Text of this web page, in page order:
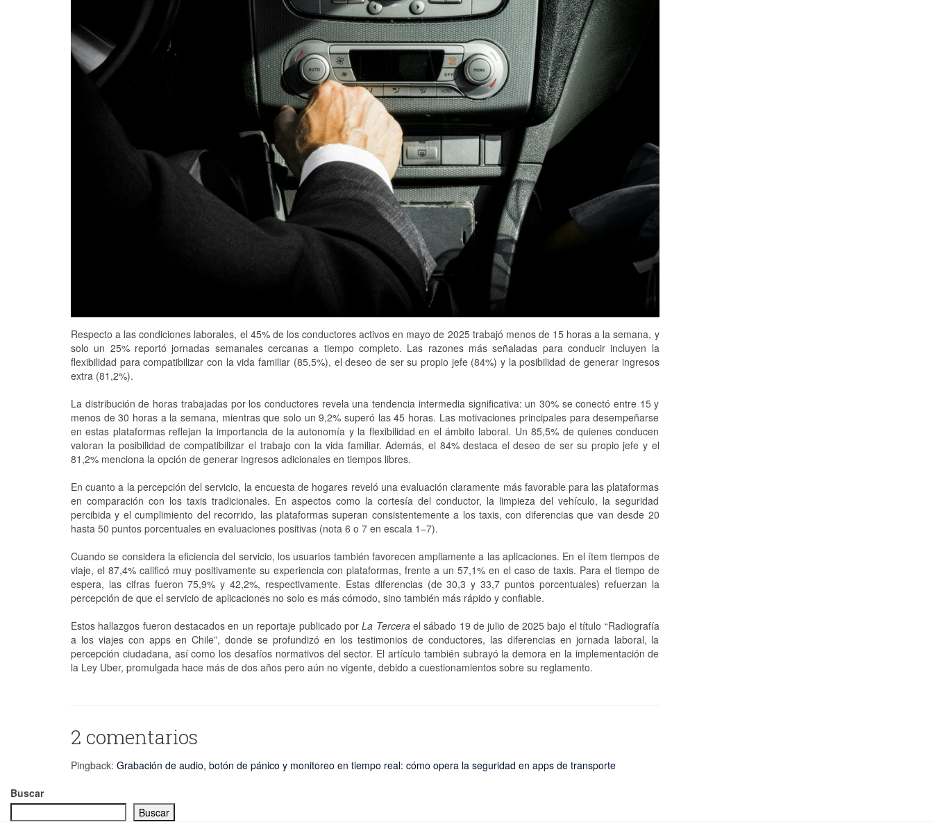
Respecto a las condiciones laborales, el 45% de los conductores activos en mayo de 2025 trabajó menos de 15 horas a la semana, y
solo un 25% reportó jornadas semanales cercanas a tiempo completo. Las razones más señaladas para conducir incluyen la
flexibilidad para compatibilizar con la vida familiar (85,5%), el deseo de ser su propio jefe (84%) y la posibilidad de generar ingresos
extra (81,2%).
La distribución de horas trabajadas por los conductores revela una tendencia intermedia significativa: un 30% se conectó entre 15 y
menos de 30 horas a la semana, mientras que solo un 9,2% superó las 45 horas. Las motivaciones principales para desempeñarse
en estas plataformas reflejan la importancia de la autonomía y la flexibilidad en el ámbito laboral. Un 85,5% de quienes conducen
valoran la posibilidad de compatibilizar el trabajo con la vida familiar. Además, el 84% destaca el deseo de ser su propio jefe y el
81,2% menciona la opción de generar ingresos adicionales en tiempos libres.
En cuanto a la percepción del servicio, la encuesta de hogares reveló una evaluación claramente más favorable para las plataformas
en comparación con los taxis tradicionales. En aspectos como la cortesía del conductor, la limpieza del vehículo, la seguridad
percibida y el cumplimiento del recorrido, las plataformas superan consistentemente a los taxis, con diferencias que van desde 20
hasta 50 puntos porcentuales en evaluaciones positivas (nota 6 o 7 en escala 1–7).
Cuando se considera la eficiencia del servicio, los usuarios también favorecen ampliamente a las aplicaciones. En el ítem tiempos de
viaje, el 87,4% calificó muy positivamente su experiencia con plataformas, frente a un 57,1% en el caso de taxis. Para el tiempo de
espera, las cifras fueron 75,9% y 42,2%, respectivamente. Estas diferencias (de 30,3 y 33,7 puntos porcentuales) refuerzan la
percepción de que el servicio de aplicaciones no solo es más cómodo, sino también más rápido y confiable.
Estos hallazgos fueron destacados en un reportaje publicado porLa Tercerael sábado 19 de julio de 2025 bajo el título “Radiografía
a los viajes con apps en Chile”, donde se profundizó en los testimonios de conductores, las diferencias en jornada laboral, la
percepción ciudadana, así como los desafíos normativos del sector. El artículo también subrayó la demora en la implementación de
la Ley Uber, promulgada hace más de dos años pero aún no vigente, debido a cuestionamientos sobre su reglamento.
2 comentarios
Pingback: Grabación de audio, botón de pánico y monitoreo en tiempo real: cómo opera la seguridad en apps de transporte
Buscar
Buscar